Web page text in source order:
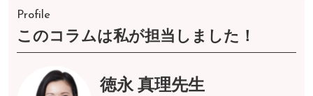
Profile
このコラムは私が担当しました！
徳永 真理先生